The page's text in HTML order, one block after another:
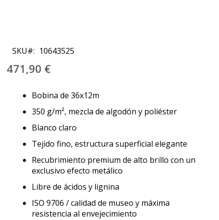
comienzo
de
la
imágenes
SKU 10643525
471,90 €
Bobina de 36x12m
350 g/m², mezcla de algodón y poliéster
Blanco claro
Tejido fino, estructura superficial elegante
Recubrimiento premium de alto brillo con un
exclusivo efecto metálico
Libre de ácidos y lignina
ISO 9706 / calidad de museo y máxima
resistencia al envejecimiento